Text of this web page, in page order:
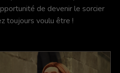
de devenir le sorcier
toujours voulu être !